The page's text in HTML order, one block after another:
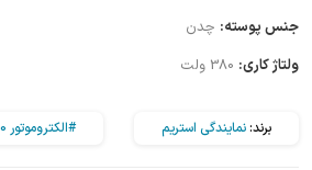
جنس پوسته: چدن
ولتاژ کاری:
برند:نمایندگی استریم #الکتروموتور 1500 دور